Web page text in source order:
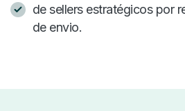
de sellers estratégicos por
de envio.